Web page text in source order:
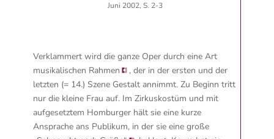
Juni 2002, S. 2-3
Verklammert wird die ganze Oper durch eine Art
musikalischen Rahmen
, der in der ersten und der
letzten (= 14.) Szene Gestalt annimmt. Zu Beginn tritt
nur die kleine Frau auf. Im Zirkuskostüm und mit
aufgesetztem Homburger hält sie eine kurze
Ansprache ans Publikum, in der sie eine große